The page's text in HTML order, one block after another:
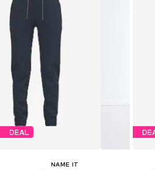
DEAL
NAME IT